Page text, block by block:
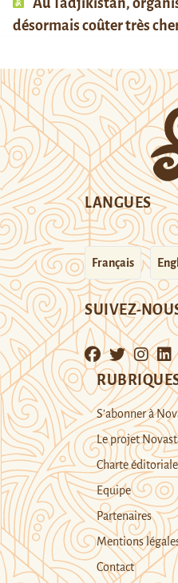
désormais coûter très
LANGUES
Français
SUIVEZ-
S’abonner à
Le projet
Charte éditoriale
Equipe
Partenaires
Mentions
Contact